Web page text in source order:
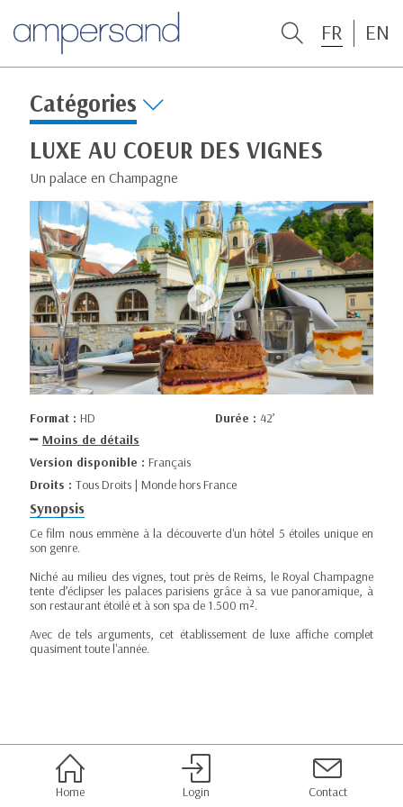
FR EN
Catégories
LUXE AU COEUR DES VIGNES
Un palace en Champagne
Format : HD Durée : 42’
Moins de détails
Version disponible : Français
Droits : Tous Droits | Monde hors France
Synopsis
Ce film nous emmène à la découverte d'un hôtel 5 étoiles unique en
son genre.
Niché au milieu des vignes, tout près de Reims, le Royal Champagne
tente d’éclipser les palaces parisiens grâce à sa vue panoramique, à
son restaurant étoilé et à son spa de 1.500 m².
Avec de tels arguments, cet établissement de luxe affiche complet
quasiment toute l'année.
Home Login Contact